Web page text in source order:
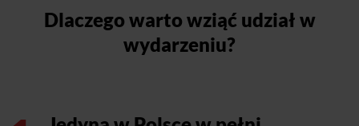
Dlaczego warto wziąć udział w
wydarzeniu?